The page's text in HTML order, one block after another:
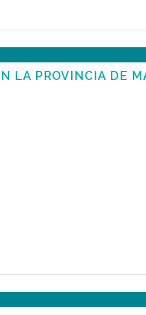
LA PROVINCIA DE